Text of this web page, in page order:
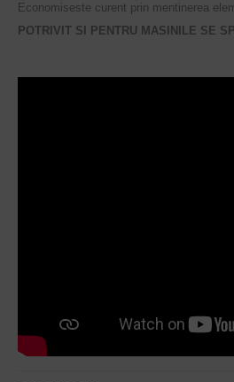
Economiseste curent prin mentinerea
POTRIVIT SI PENTRU MASINILE SE